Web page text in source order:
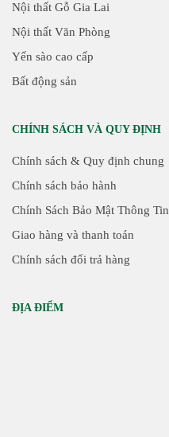
Nội thất Gỗ Gia Lai
Nội thất Văn Phòng
Yến sào cao cấp
Bất động sản
CHÍNH SÁCH VÀ QUY ĐỊNH
Chính sách & Quy định chung
Chính sách bảo hành
Chính Sách Bảo Mật Thông Tin
Giao hàng và thanh toán
Chính sách đổi trả hàng
ĐỊA ĐIỂM